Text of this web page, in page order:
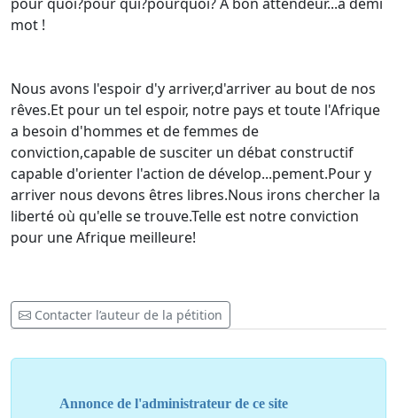
mot !
Nous avons l'espoir d'y arriver,d'arriver au bout de nos
rêves.Et pour un tel espoir, notre pays et toute l'Afrique
a besoin d'hommes et de femmes de
conviction,capable de susciter un débat constructif
capable d'orienter l'action de dévelop...pement.Pour y
arriver nous devons êtres libres.Nous irons chercher la
liberté où qu'elle se trouve.Telle est notre conviction
pour une Afrique meilleure!
Contacter l’auteur de la pétition
Annonce de l'administrateur de ce site